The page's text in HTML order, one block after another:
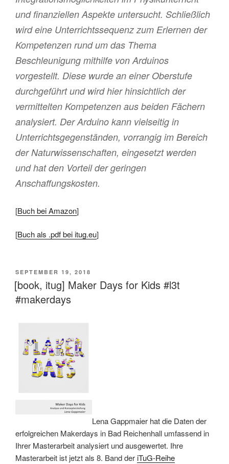
und finanziellen Aspekte untersucht. Schließlich
wird eine Unterrichtssequenz zum Erlernen der
Kompetenzen rund um das Thema
Beschleunigung mithilfe von Arduinos
vorgestellt. Diese wurde an einer Oberstufe
durchgeführt und wird hier hinsichtlich der
vermittelten Kompetenzen aus beiden Fächern
analysiert. Der Arduino kann vielseitig in
Unterrichtsgegenständen, vorrangig im Bereich
der Naturwissenschaften, eingesetzt werden
und hat den Vorteil der geringen
Anschaffungskosten.
[Buch bei Amazon]
[Buch als .pdf bei itug.eu]
VERÖFFENTLICHT
AM
SEPTEMBER 19, 2018
[book, itug] Maker Days for Kids #l3t
#makerdays
Lena Gappmaier hat die Daten der
erfolgreichen Makerdays in Bad Reichenhall umfassend in
Ihrer Masterarbeit analysiert und ausgewertet. Ihre
Masterarbeit ist jetzt als 8. Band deriTuG-Reihe